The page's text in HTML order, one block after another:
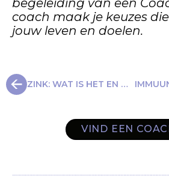
begeleiding van een
coach maak je keuzes
jouw leven en doelen.
ZINK: WAT IS HET EN WAAR IS ZINK GOED VOOR?
VIND EEN